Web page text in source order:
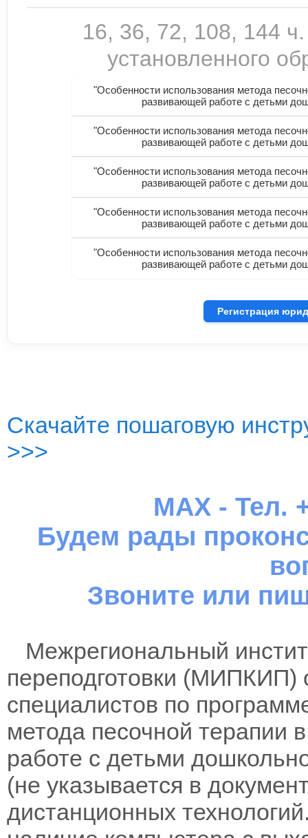
16, 36, 72, 108, 144
установленного
"Особенности использования метода
развивающей работе с детьми
"Особенности использования метода
развивающей работе с детьми
"Особенности использования метода
развивающей работе с детьми
"Особенности использования метода
развивающей работе с детьми
"Особенности использования метода
развивающей работе с детьми
Регистрация
Скачайте пошаговую
>>>
MAX - Тел.
Будем рады
Звоните или
Межрегиональный
переподготовки (МИПКИП)
специалистов по
метода песочной терапии
работе с детьми
(не указывается в
дистанционных